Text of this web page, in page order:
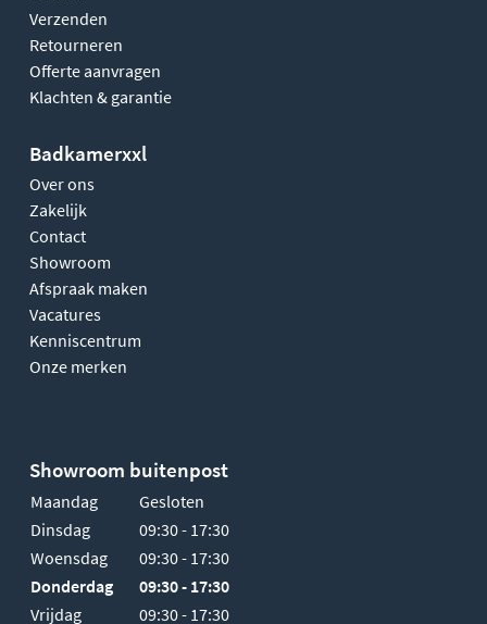
Verzenden
Retourneren
Offerte aanvragen
Klachten & garantie
Badkamerxxl
Over ons
Zakelijk
Contact
Showroom
Afspraak maken
Vacatures
Kenniscentrum
Onze merken
Showroom buitenpost
Maandag
Gesloten
Dinsdag
09:30 - 17:30
Woensdag
09:30 - 17:30
Donderdag
09:30 - 17:30
Vrijdag
09:30 - 17:30